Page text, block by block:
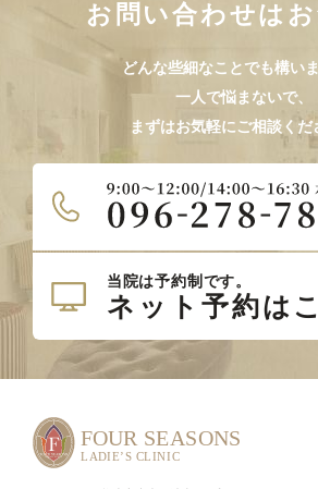
お問い合わせは
どんな些細なことでも構いま
一人で悩まないで、
まずはお気軽にご相談くだ